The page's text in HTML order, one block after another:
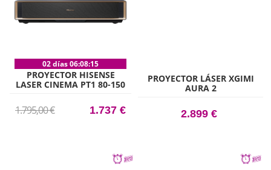
02 días 06:08:15
PROYECTOR HISENSE
LASER CINEMA PT1 80-150
1.795,00 € 1.737 €
PROYECTOR LÁSER XGIMI
AURA 2
2.899 €